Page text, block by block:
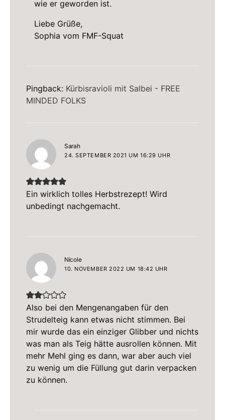
wie er geworden ist.
Liebe Grüße,
Sophia vom FMF-Squat
Pingback: Kürbisravioli mit Salbei - FREE
MINDED FOLKS
Sarahsagt:
24. SEPTEMBER 2021 UM 16:29 UHR
Ein wirklich tolles Herbstrezept! Wird
unbedingt nachgemacht.
Nicolesagt:
10. NOVEMBER 2022 UM 18:42 UHR
Also bei den Mengenangaben für den
Strudelteig kann etwas nicht stimmen. Bei
mir wurde das ein einziger Glibber und nichts
was man als Teig hätte ausrollen können. Mit
mehr Mehl ging es dann, war aber auch viel
zu wenig um die Füllung gut darin verpacken
zu können.